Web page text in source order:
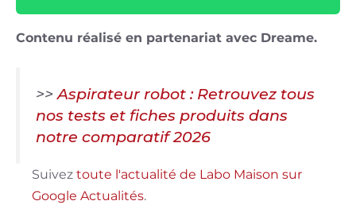
Contenu réalisé en partenariat avec Dreame.
>>Aspirateur robot : Retrouvez tous
nos tests et fiches produits dans
notre comparatif 2026
Suivez toute l'actualité de Labo Maison sur
Google Actualités.